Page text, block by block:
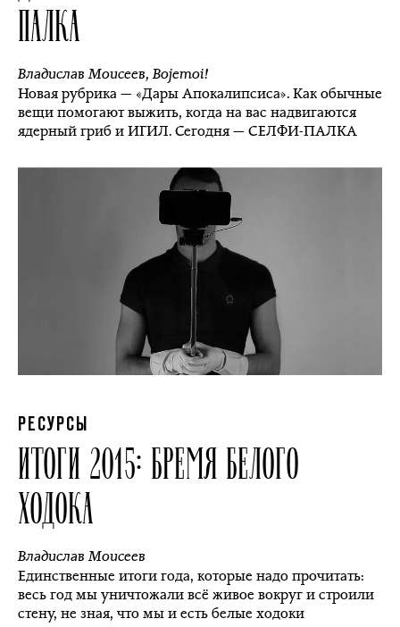
ПАЛКА
Владислав Моисеев,Bojemoi!
Новая рубрика — «Дары Апокалипсиса». Как обычные
вещи помогают выжить, когда на вас надвигаются
ядерный гриб и ИГИЛ. Сегодня — СЕЛФИ-ПАЛКА
РЕСУРСЫ
ИТОГИ 2015: БРЕМЯ БЕЛОГО
ХОДОКА
Владислав Моисеев
Единственные итоги года, которые надо прочитать:
весь год мы уничтожали всё живое вокруг и строили
стену, не зная, что мы и есть белые ходоки